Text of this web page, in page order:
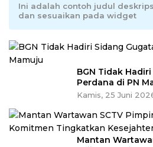
Ini adalah contoh judul
dan sesuaikan pada widget
BGN Tidak
Perdana di PN
Kamis, 25 Juni
Mantan